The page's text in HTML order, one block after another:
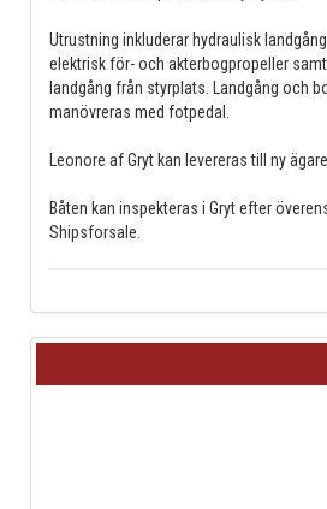
Utrustning inkluderar hydraulisk
elektrisk för- och akterbogpropeller
landgång från styrplats. Landgång och
manövreras med fotpedal.
Leonore af Gryt kan levereras till ny
Båten kan inspekteras i Gryt efter
Shipsforsale.